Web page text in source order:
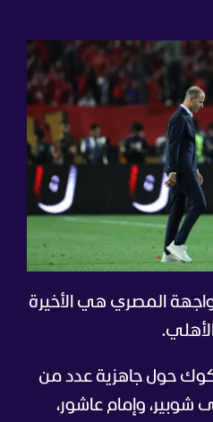
المصري هي الأخيرة
حول جاهزية عدد من
شوبير، وإمام عاشور،